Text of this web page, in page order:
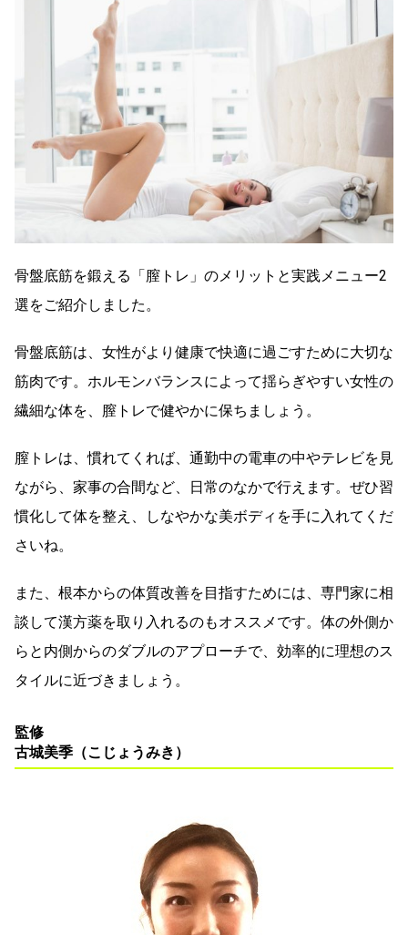
骨盤底筋を鍛える「膣トレ」のメリットと実践メニュー2
選をご紹介しました。
骨盤底筋は、女性がより健康で快適に過ごすために大切な
筋肉です。ホルモンバランスによって揺らぎやすい女性の
繊細な体を、膣トレで健やかに保ちましょう。
膣トレは、慣れてくれば、通勤中の電車の中やテレビを見
ながら、家事の合間など、日常のなかで行えます。ぜひ習
慣化して体を整え、しなやかな美ボディを手に入れてくだ
さいね。
また、根本からの体質改善を目指すためには、専門家に相
談して漢方薬を取り入れるのもオススメです。体の外側か
らと内側からのダブルのアプローチで、効率的に理想のス
タイルに近づきましょう。
監修
古城美季（こじょうみき）